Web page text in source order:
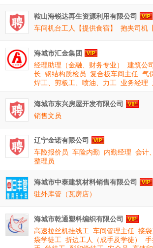
鞍山海锐达再生资源利用有限公司
车间机台工人【提供食宿】
抱夹司机
海城市汇金集团
经理助理（金融、财务专业）
建筑公
长 钢结构质检员 复合板车间主任 气
焊工、剪板工、喷油、力工
业务经理
海城市东兴房屋开发有限公司
销售文员
辽宁金诺有限公司
车险报价员 车险内勤 内勤经理 会计
整理员
海城市中泰建筑材料销售有限公司
驻外库管（瓦房店）
海城市乾通塑料编织有限公司
高速拉丝机挂线工 车间管理主任 接袋
袋学徒工 折边工人（成手及学徒）